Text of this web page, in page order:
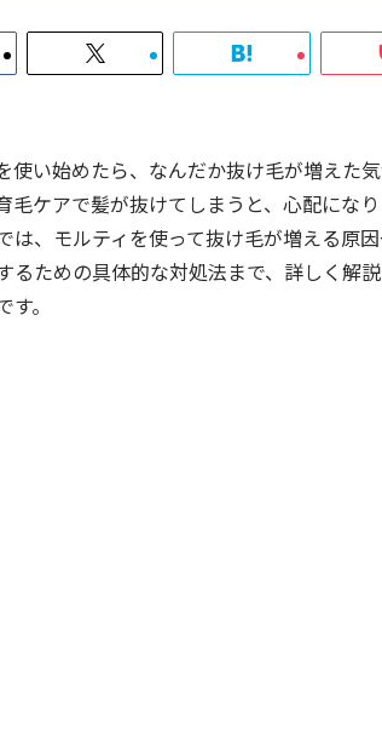
使い始めたら、なんだか抜け毛が増え
毛ケアで髪が抜けてしまうと、心配にな
は、モルティを使って抜け毛が増える原
るための具体的な対処法まで、詳しく解
。